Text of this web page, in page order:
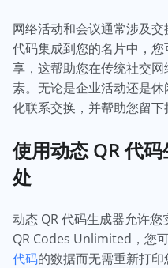
网络活动和会议通常涉及
代码集成到您的名片中，
享，这帮助您在传统社交
素。无论是企业活动还是
化联系交换，并帮助您留下
使用动态 QR 代
处
动态 QR 代码生成器允许
QR Codes Unlimited，您
代码的数据而无需重新打